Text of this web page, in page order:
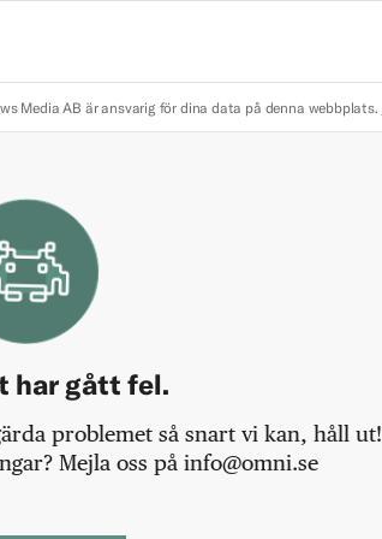
Media AB är ansvarig för dina data på denna webbplats.
har gått fel.
problemet så snart vi kan, håll ut!
Mejla oss på info@omni.se